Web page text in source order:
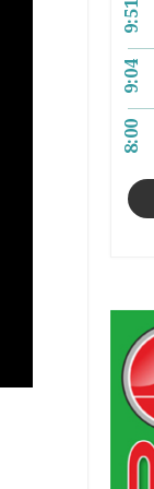
9:51
9:04
8:00